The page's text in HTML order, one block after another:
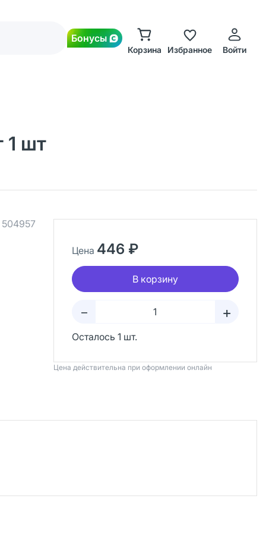
Бонусы
Корзина Избранное Войти
1 шт
504957
Цена 446 ₽
В корзину
– +
Осталось 1 шт.
Цена действительна при оформлении онлайн